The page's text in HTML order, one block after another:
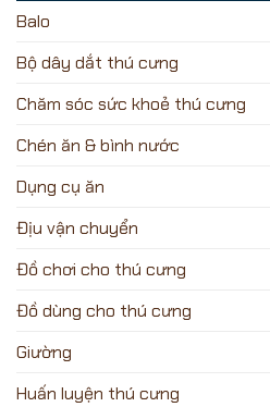
Balo
Bộ dây dắt thú cưng
Chăm sóc sức khoẻ thú cưng
Chén ăn & bình nước
Dụng cụ ăn
Địu vận chuyển
Đồ chơi cho thú cưng
Đồ dùng cho thú cưng
Giường
Huấn luyện thú cưng